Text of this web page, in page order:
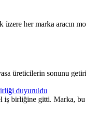
her marka aracın
üreticilerin sonunu
duyuruldu
gitti. Marka, bu